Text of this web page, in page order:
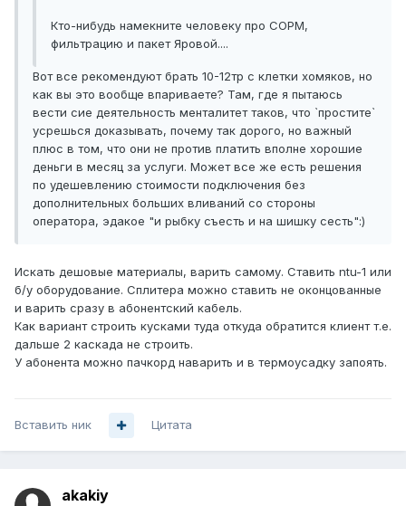
Кто-нибудь намекните человеку про СОРМ,
фильтрацию и пакет Яровой....
Вот все рекомендуют брать 10-12тр с клетки хомяков, но
как вы это вообще впариваете? Там, где я пытаюсь
вести сие деятельность менталитет таков, что `простите`
усрешься доказывать, почему так дорого, но важный
плюс в том, что они не против платить вполне хорошие
деньги в месяц за услуги. Может все же есть решения
по удешевлению стоимости подключения без
дополнительных больших вливаний со стороны
оператора, эдакое "и рыбку съесть и на шишку сесть":)
Искать дешовые материалы, варить самому. Ставить ntu-1 или
б/у оборудование. Сплитера можно ставить не оконцованные
и варить сразу в абонентский кабель.
Как вариант строить кусками туда откуда обратится клиент т.е.
дальше 2 каскада не строить.
У абонента можно пачкорд наварить и в термоусадку запоять.
Вставить ник Цитата
akakiy